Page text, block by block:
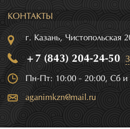
КОНТАКТЫ
г. Казань, Чистопольская
+7 (843) 204-24-50
Пн-Пт: 10:00 - 20:00, Сб и
aganimkzn@mail.ru